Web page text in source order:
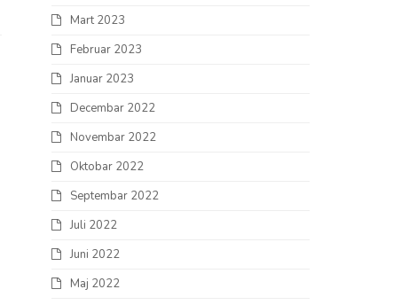
Mart 2023
Februar 2023
Januar 2023
Decembar 2022
Novembar 2022
Oktobar 2022
Septembar 2022
Juli 2022
Juni 2022
Maj 2022